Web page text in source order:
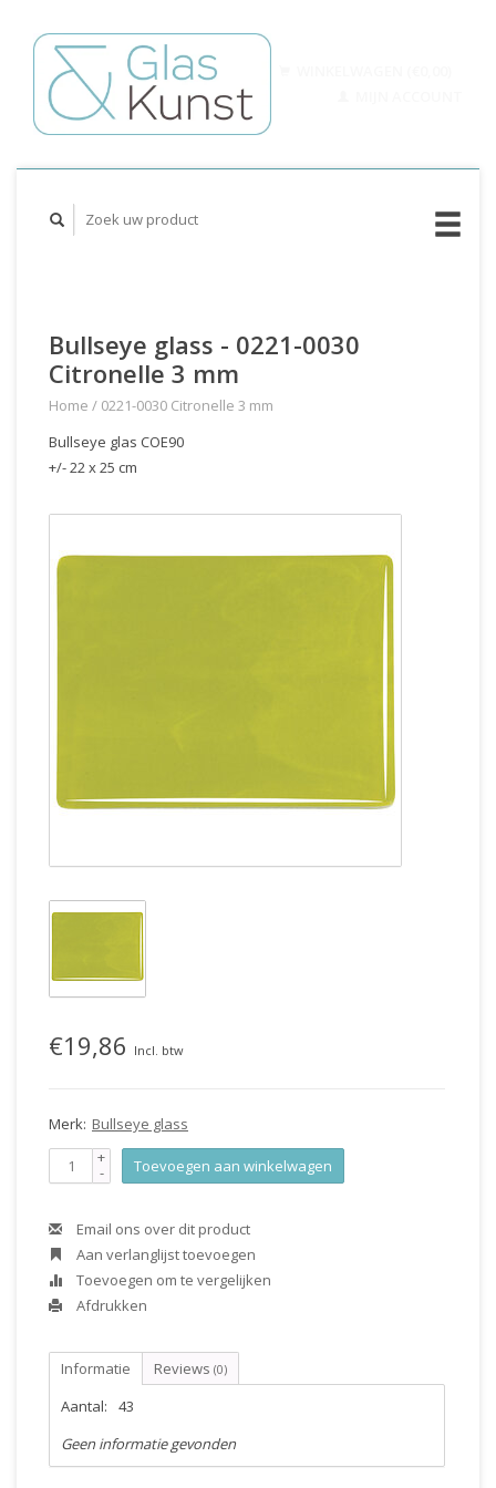
Bullseye glass - 0221-0030
Citronelle 3 mm
Home / 0221-0030 Citronelle 3 mm
Bullseye glas COE90
+/- 22 x 25 cm
€19,86 Incl. btw
Merk: Bullseye glass
+
- Toevoegen aan winkelwagen
Email ons over dit product
Aan verlanglijst toevoegen
Toevoegen om te vergelijken
Afdrukken
Informatie Reviews (0)
Aantal:
43
Geen informatie gevonden